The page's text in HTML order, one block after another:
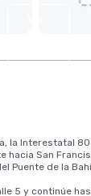
la Interestatal
hacia San
Puente de la
5 y continúe